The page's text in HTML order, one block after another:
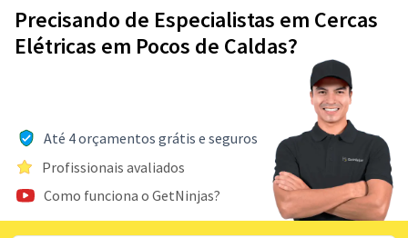
Precisando de Especialistas em Cercas
Elétricas em Pocos de Caldas?
Até 4 orçamentos grátis e seguros
Profissionais avaliados
Como funciona o GetNinjas?